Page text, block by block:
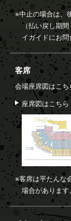
※中止の場合は、
（払い戻し期
イガイドにお問
客席
会場座席図はこち
座席図はこちら
※客席は平たんな
場合があります